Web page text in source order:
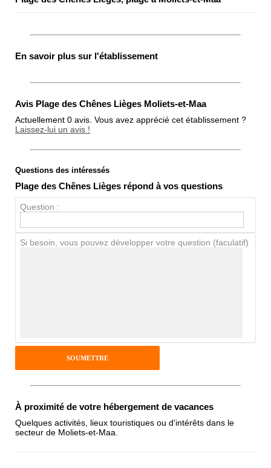
En savoir plus sur l'établissement
Avis Plage des Chênes Lièges Moliets-et-Maa
Actuellement 0 avis. Vous avez apprécié cet établissement ?
Laissez-lui un avis !
Note globale
Propreté
Antispam - Combien font 7x4 (en
chiffres) :
Questions des intéressés
Plage des Chênes Lièges répond à vos questions
Question :
Si besoin, vous pouvez développer votre question (faculatif)
À proximité de votre hébergement de vacances
Quelques activités, lieux touristiques ou d'intérêts dans le
secteur de Moliets-et-Maa.